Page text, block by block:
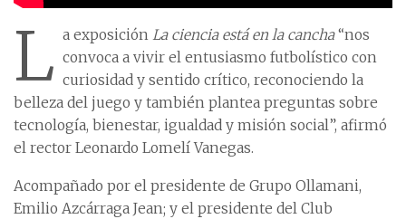
L a exposición La ciencia está en la cancha“nos
convoca a vivir el entusiasmo futbolístico con
curiosidad y sentido crítico, reconociendo la
belleza del juego y también plantea preguntas sobre
tecnología, bienestar, igualdad y misión social”, afirmó
el rector Leonardo Lomelí Vanegas.
Acompañado por el presidente de Grupo Ollamani,
Emilio Azcárraga Jean; y el presidente del Club